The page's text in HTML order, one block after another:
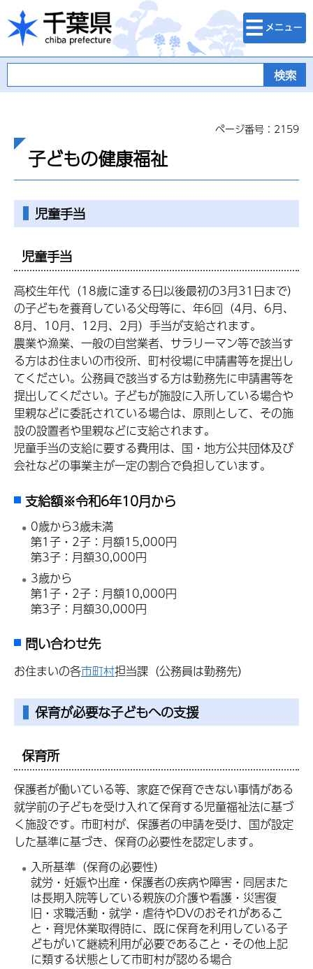
千葉県
検索・メニュ
ー
ページ番号：2159
子どもの健康福祉
児童手当
児童手当
高校生年代（18歳に達する日以後最初の3月31日まで）
の子どもを養育している父母等に、年6回（4月、6月、
8月、10月、12月、2月）手当が支給されます。
農業や漁業、一般の自営業者、サラリーマン等で該当す
る方はお住まいの市役所、町村役場に申請書等を提出し
てください。公務員で該当する方は勤務先に申請書等を
提出してください。子どもが施設に入所している場合や
里親などに委託されている場合は、原則として、その施
設の設置者や里親などに支給されます。
児童手当の支給に要する費用は、国・地方公共団体及び
会社などの事業主が一定の割合で負担しています。
支給額※令和6年10月から
0歳から3歳未満
第1子・2子：月額15,000円
第3子：月額30,000円
3歳から
第1子・2子：月額10,000円
第3子：月額30,000円
問い合わせ先
お住まいの各市町村担当課（公務員は勤務先）
保育が必要な子どもへの支援
保育所
保護者が働いている等、家庭で保育できない事情がある
就学前の子どもを受け入れて保育する児童福祉法に基づ
く施設です。市町村が、保護者の申請を受け、国が設定
した基準に基づき、保育の必要性を認定します。
入所基準（保育の必要性）
就労・妊娠や出産・保護者の疾病や障害・同居また
は長期入院等している親族の介護や看護・災害復
旧・求職活動・就学・虐待やDVのおそれがあるこ
と・育児休業取得時に、既に保育を利用している子
どもがいて継続利用が必要であること・その他上記
に類する状態として市町村が認める場合